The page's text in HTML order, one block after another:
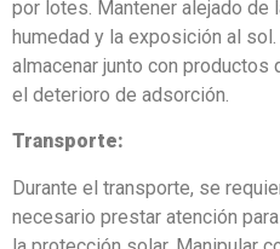
por lotes. Mantener alejado de
humedad y la exposición al
almacenar junto con
el deterioro de adsorción.
Transporte:
Durante el transporte, se
necesario prestar atención